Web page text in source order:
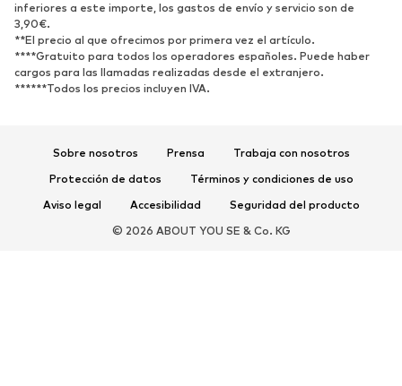
Nuevo
Zapatillas de deporte
Botines
Zapatos de tacón y plataforma Botas
Zapatillas de casa
Exclusivo
inferiores a este importe, los gastos de envío y servicio son de
3,90€.
**El precio al que ofrecimos por primera vez el artículo.
****Gratuito para todos los operadores españoles. Puede haber
cargos para las llamadas realizadas desde el extranjero.
******Todos los precios incluyen IVA.
Sobre nosotros Prensa
Trabaja con nosotros
Protección de datos
Términos y condiciones de uso
Aviso legal
Accesibilidad
Seguridad del producto
© 2026 ABOUT YOU SE & Co. KG